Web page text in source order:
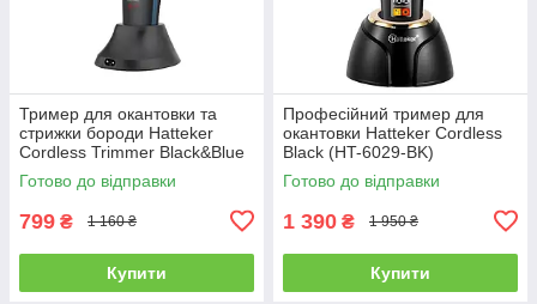
Тример для окантовки та
стрижки бороди Hatteker
Cordless Trimmer Black&Blue
(MS-817)
Готово до відправки
799 ₴ 1 160 ₴
Купити
Професійний тример для
окантовки Hatteker Cordless
Black (HT-6029-BK)
Готово до відправки
1 390 ₴ 1 950 ₴
Купити